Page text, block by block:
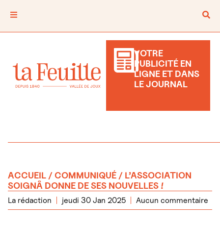
VOTRE
PUBLICITÉ EN
LIGNE ET DANS
LE JOURNAL
ACCUEIL /COMMUNIQUÉ / L’ASSOCIATION
SOIGNÂ DONNE DE SES NOUVELLES !
La rédaction jeudi 30 Jan 2025 Aucun commentaire